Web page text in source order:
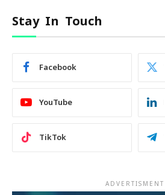
Stay In Touch
Facebook
YouTube
TikTok
ADVERTISMENT